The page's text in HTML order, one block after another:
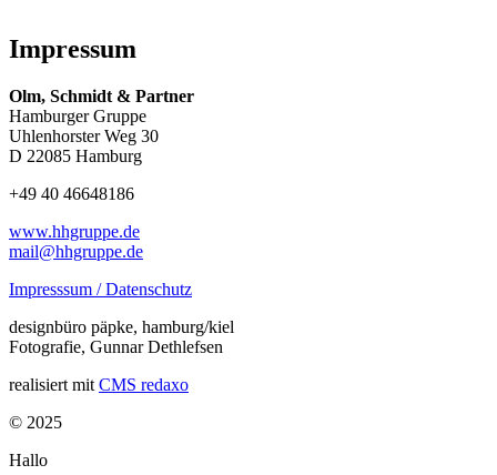
Impressum
Olm, Schmidt & Partner
Hamburger Gruppe
Uhlenhorster Weg 30
D 22085 Hamburg
+49 40 46648186
www.hhgruppe.de
mail@hhgruppe.de
Impresssum / Datenschutz
designbüro päpke, hamburg/kiel
Fotografie, Gunnar Dethlefsen
realisiert mit CMS redaxo
© 2025
Hallo